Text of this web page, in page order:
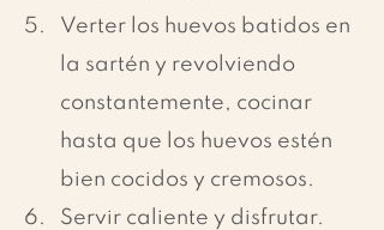
Verter los huevos batidos en
la sartén y revolviendo
constantemente, cocinar
hasta que los huevos estén
bien cocidos y cremosos.
Servir caliente y disfrutar.